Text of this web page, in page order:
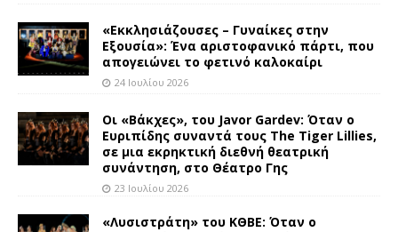
«Εκκλησιάζουσες – Γυναίκες στην
Εξουσία»: Ένα αριστοφανικό πάρτι, που
απογειώνει το φετινό καλοκαίρι
24 Ιουλίου 2026
Οι «Βάκχες», του Javor Gardev: Όταν ο
Ευριπίδης συναντά τους The Tiger Lillies,
σε μια εκρηκτική διεθνή θεατρική
συνάντηση, στο Θέατρο Γης
23 Ιουλίου 2026
«Λυσιστράτη» του ΚΘΒΕ: Όταν ο